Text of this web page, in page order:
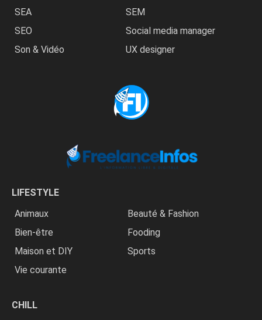
SEA
SEM
SEO
Social media manager
Son & Vidéo
UX designer
LIFESTYLE
Animaux
Beauté & Fashion
Bien-être
Fooding
Maison et DIY
Sports
Vie courante
CHILL